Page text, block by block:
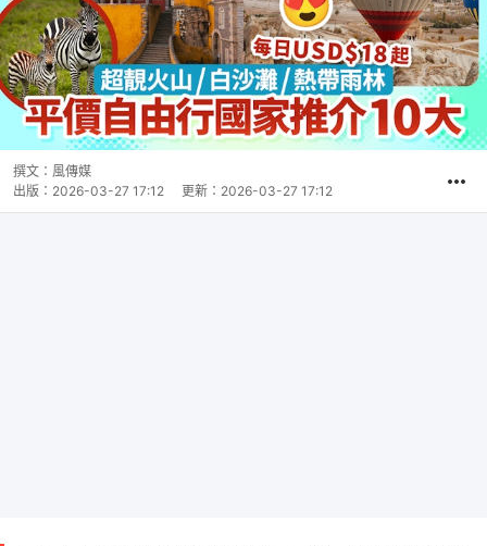
撰文： 風傳媒
出版： 2026-03-27 17:12 更新： 2026-03-27 17:12